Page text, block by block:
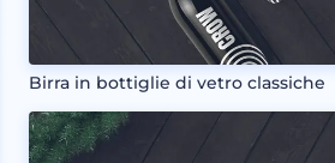
Birra in bottiglie di vetro classiche